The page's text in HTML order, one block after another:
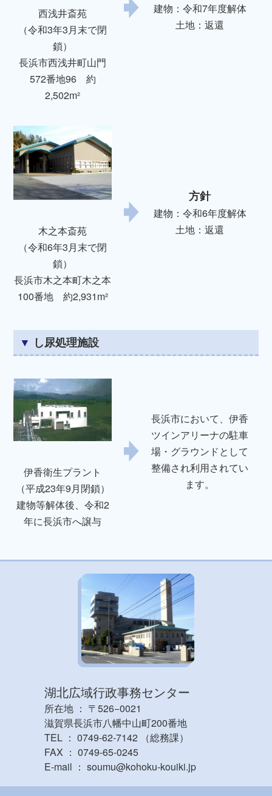
西浅井斎苑
（令和3年3月末で閉
鎖）
長浜市西浅井町山門
572番地96 約
2,502m²
建物：令和7年度解体
土地：返還
木之本斎苑
（令和6年3月末で閉
鎖）
長浜市木之本町木之本
100番地 約2,931m²
方針
建物：令和6年度解体
土地：返還
し尿処理施設
伊香衛生プラント
（平成23年9月閉鎖）
建物等解体後、令和2
年に長浜市へ譲与
長浜市において、伊香
ツインアリーナの駐車
場・グラウンドとして
整備され利用されてい
ます。
湖北広域行政事務センター
所在地 ： 〒526−0021
滋賀県長浜市八幡中山町200番地
TEL ： 0749-62-7142 （総務課）
FAX ： 0749-65-0245
E-mail ： soumu@kohoku-kouiki.jp